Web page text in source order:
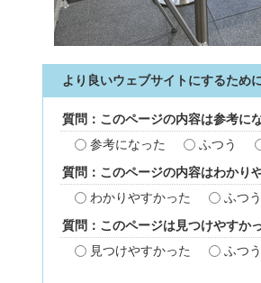
より良いウェブサイトにするため
質問：このページの内容は参考に
参考になった
ふつう
質問：このページの内容はわかり
わかりやすかった
ふつう
質問：このページは見つけやすか
見つけやすかった
ふつう